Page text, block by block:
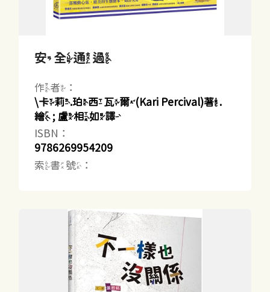
安全通過
作者：
\卡莉.珀西瓦爾(Kari Percival)著.
繪 ; 盧相如譯
ISBN：
9786269954209
索書號：